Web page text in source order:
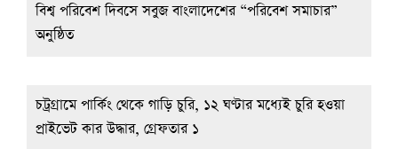
বিশ্ব পরিবেশ দিবসে সবুজ বাংলাদেশের “পরিবেশ সমাচার”
অনুষ্ঠিত
চট্রগ্রামে পার্কিং থেকে গাড়ি চুরি, ১২ ঘণ্টার মধ্যেই চুরি হওয়া
প্রাইভেট কার উদ্ধার, গ্রেফতার ১